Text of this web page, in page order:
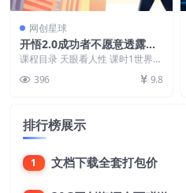
网创星球
开悟2.0成功者不愿意透露的
秘密：掌握普通人逆袭的核心
课程目录 天眼看人性 课时1世界的
者修炼术 课...
396 9.8
排行榜展示
1 文档下载全套打包价